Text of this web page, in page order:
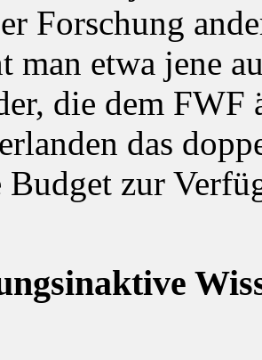
Forschung
man etwa jene
die dem FWF
das
Budget zur